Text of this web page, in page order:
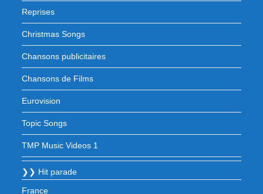
Reprises
Christmas Songs
Chansons publicitaires
Chansons de Films
Eurovision
Topic Songs
TMP Music Videos 1
❯❯ Hit parade
France